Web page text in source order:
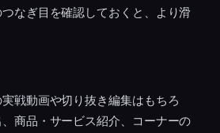
なぎ目を確認しておくと、より滑
戦動画や切り抜き編集はもちろ
商品・サービス紹介、コーナーの